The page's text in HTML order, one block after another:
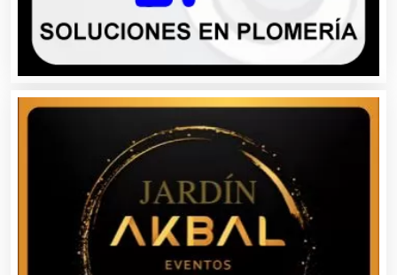
Automatización
Automóviles Nuevos y Usados
Autopartes Eléctricas
Avaluos
Balnearios